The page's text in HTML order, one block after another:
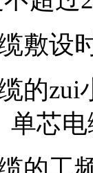
缆敷
缆的
单芯